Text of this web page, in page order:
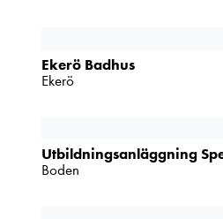
Ekerö Badhus
Ekerö
Utbildningsanläggning
Boden